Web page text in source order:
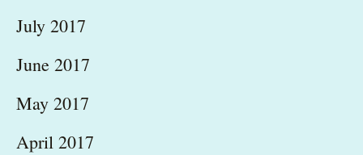
July 2017
June 2017
May 2017
April 2017